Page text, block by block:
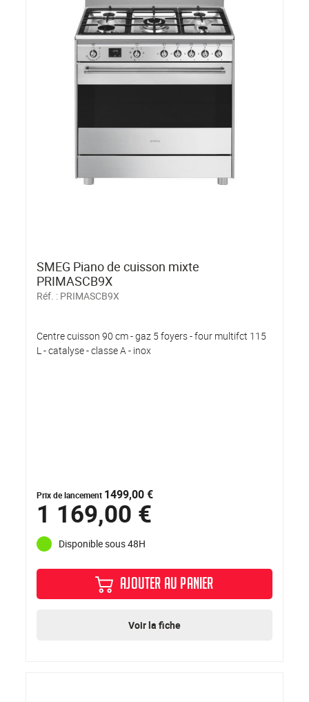
SMEG Piano de cuisson mixte
PRIMASCB9X
Réf. : PRIMASCB9X
Centre cuisson 90 cm - gaz 5 foyers - four multifct 115
L - catalyse - classe A - inox
Prix de lancement 1499,00 €
1 169,00 €
Disponible sous 48H
AJOUTER AU PANIER
Voir la fiche